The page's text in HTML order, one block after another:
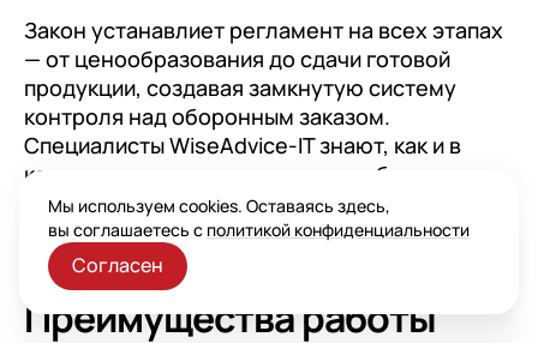
Закон устанавлиет регламент на всех этапах
— от ценообразования до сдачи готовой
продукции, создавая замкнутую систему
контроля над оборонным заказом.
Специалисты WiseAdvice-IT знают, как и в
каких программных решениях на базе
1С:Предприятие обеспечить соблюдение
всех требований государства.
Преимущества работы
Мы используем cookies. Оставаясь здесь,
вы соглашаетесь с политикой конфиденциальности
Согласен